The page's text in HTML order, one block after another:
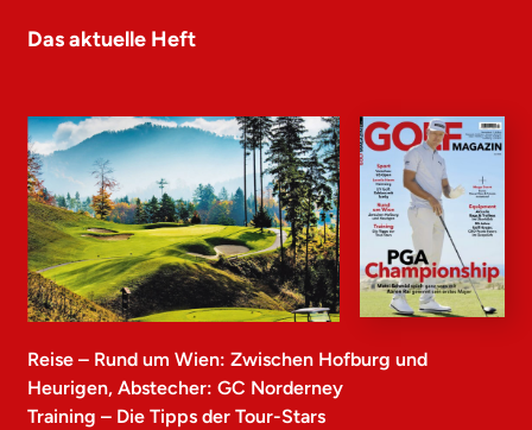
Das aktuelle Heft
Reise – Rund um Wien: Zwischen Hofburg und
Heurigen, Abstecher: GC Norderney
Training – Die Tipps der Tour-Stars